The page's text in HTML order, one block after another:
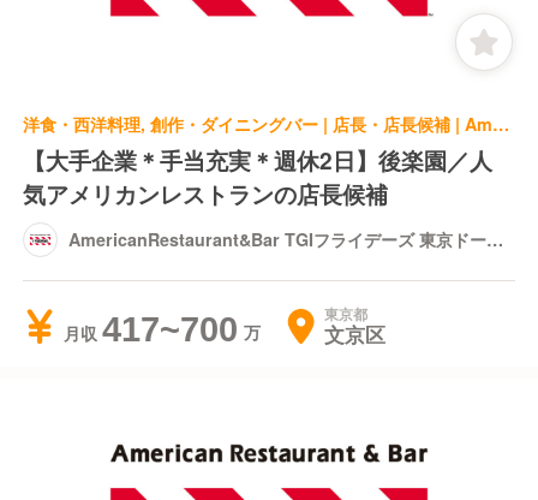
洋食・西洋料理, 創作・ダイニングバー | 店長・店長候補 | AmericanRestaurant&Bar TGIフライデーズ 東京ドームシティ店
【大手企業＊手当充実＊週休2日】後楽園／人
気アメリカンレストランの店長候補
AmericanRestaurant&Bar TGIフライデーズ 東京ドーム
月収 417~700 東京都
文京区